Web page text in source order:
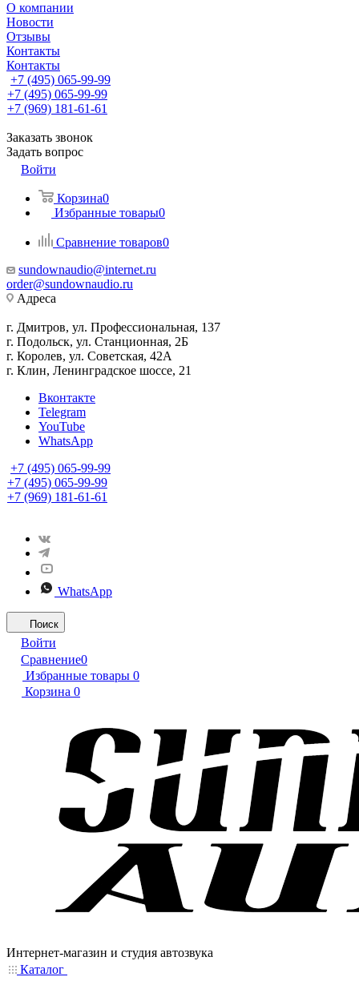
О компании
Новости
Отзывы
Контакты
Контакты
+7 (495) 065-99-99
+7 (495) 065-99-99
+7 (969) 181-61-61
Заказать звонок
Задать вопрос
Войти
Корзина0
Избранные товары0
Сравнение товаров0
sundownaudio@internet.ru
order@sundownaudio.ru
Адреса
г. Дмитров, ул. Профессиональная, 137
г. Подольск, ул. Станционная, 2Б
г. Королев, ул. Советская, 42А
г. Клин, Ленинградское шоссе, 21
Вконтакте
Telegram
YouTube
WhatsApp
+7 (495) 065-99-99
+7 (495) 065-99-99
+7 (969) 181-61-61
WhatsApp
Поиск
Войти
Сравнение0
Избранные товары 0
Корзина 0
Интернет-магазин и студия автозвука
Каталог